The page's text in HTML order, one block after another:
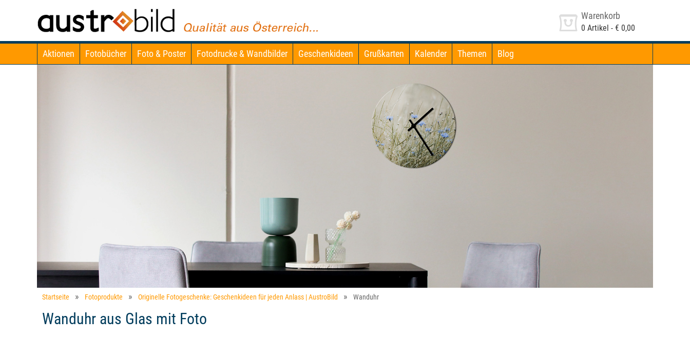
Warenkorb
0 Artikel - € 0,00
Aktionen Fotobücher Foto & Poster Fotodrucke & Wandbilder Geschenkideen Grußkarten Kalender Themen Blog
Startseite Fotoprodukte Originelle Fotogeschenke: Geschenkideen für jeden Anlass | AustroBild Wanduhr
Wanduhr aus Glas mit Foto